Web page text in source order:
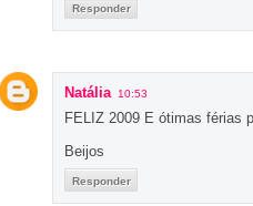
Responder
Natália 10:53
FELIZ 2009 E ótimas férias
Beijos
Responder